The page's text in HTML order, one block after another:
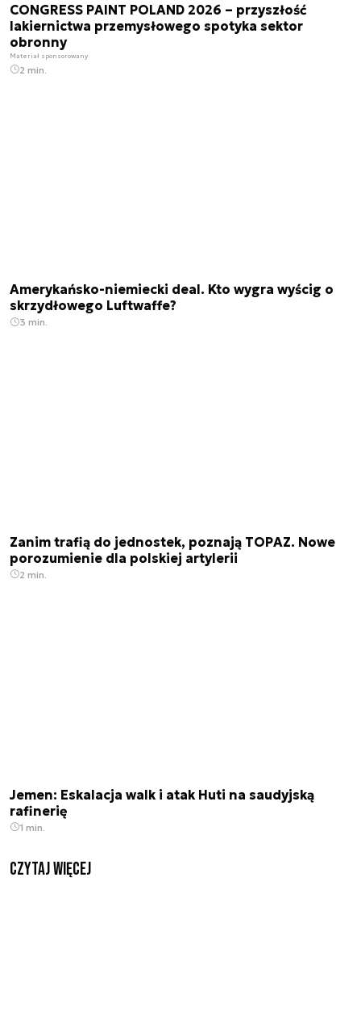
CONGRESS PAINT POLAND 2026 – przyszłość
lakiernictwa przemysłowego spotyka sektor
obronny
Materiał sponsorowany
2 min.
Amerykańsko-niemiecki deal. Kto wygra wyścig o
skrzydłowego Luftwaffe?
3 min.
Zanim trafią do jednostek, poznają TOPAZ. Nowe
porozumienie dla polskiej artylerii
2 min.
Jemen: Eskalacja walk i atak Huti na saudyjską
rafinerię
1 min.
czytaj więcej